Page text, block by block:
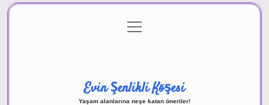
Gizlilik Politikası
menüyü
aç
Evin Şenlikli Köşesi
Yaşam alanlarına neşe katan öneriler!